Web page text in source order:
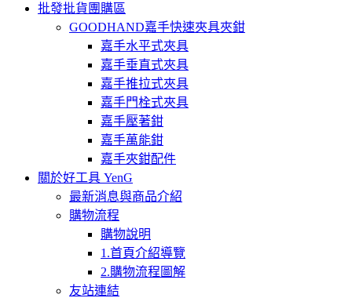
批發批貨團購區
GOODHAND嘉手快速夾具夾鉗
嘉手水平式夾具
嘉手垂直式夾具
嘉手推拉式夾具
嘉手門栓式夾具
嘉手壓著鉗
嘉手萬能鉗
嘉手夾鉗配件
關於好工具 YenG
最新消息與商品介紹
購物流程
購物說明
1.首頁介紹導覽
2.購物流程圖解
友站連結